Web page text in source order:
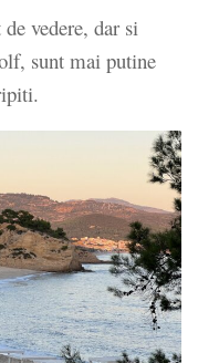
vedere, dar si
sunt mai putine